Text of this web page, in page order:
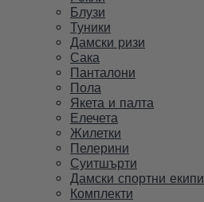
Блузи
Туники
Дамски ризи
Сака
Панталони
Пола
Якета и палта
Елечета
Жилетки
Пелерини
Суитшърти
Дамски спортни екипи
Комплекти